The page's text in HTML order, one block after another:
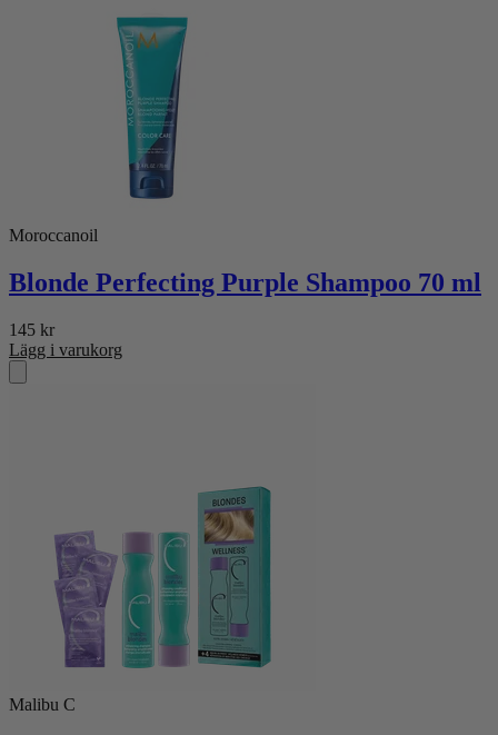
Moroccanoil
Blonde Perfecting Purple Shampoo 70 ml
145 kr
Lägg i varukorg
Malibu C